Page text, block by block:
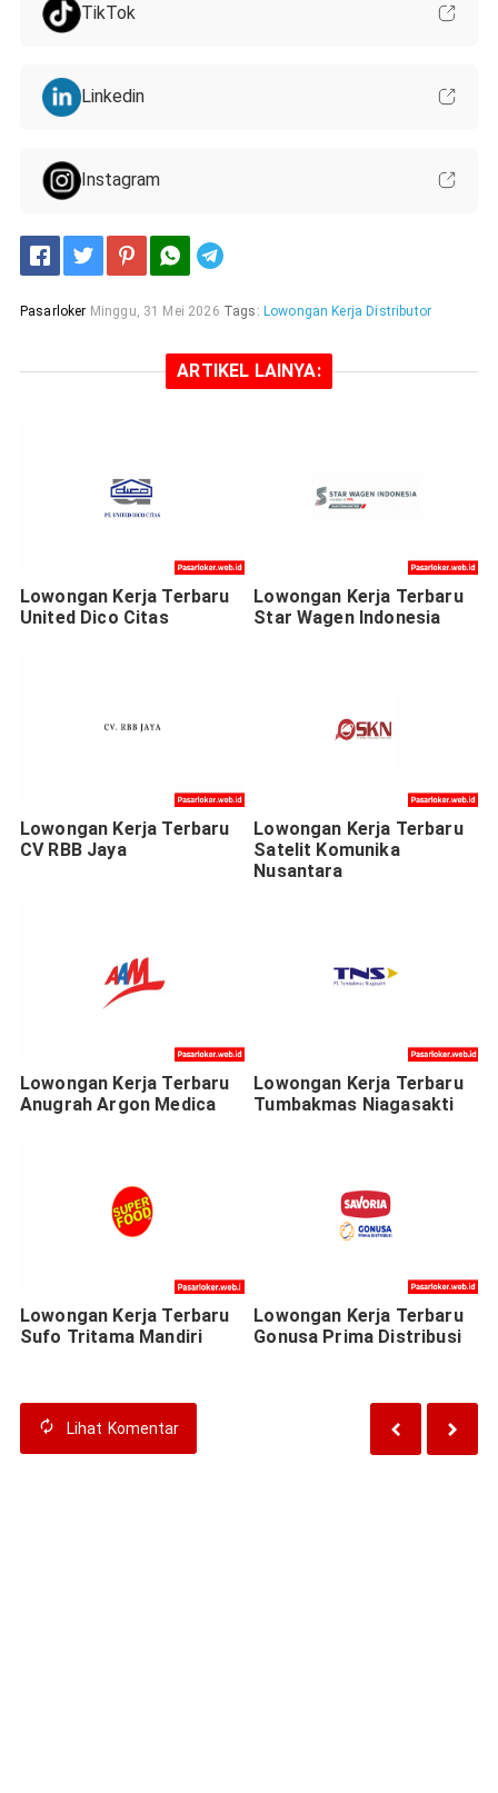
TikTok
Linkedin
Instagram
Pasarloker Minggu, 31 Mei 2026 Tags: Lowongan Kerja Distributor
ARTIKEL LAINYA:
Lowongan Kerja Terbaru
United Dico Citas
Lowongan Kerja Terbaru
Star Wagen Indonesia
Lowongan Kerja Terbaru
CV RBB Jaya
Lowongan Kerja Terbaru
Satelit Komunika
Nusantara
Lowongan Kerja Terbaru
Anugrah Argon Medica
Lowongan Kerja Terbaru
Tumbakmas Niagasakti
Lowongan Kerja Terbaru
Sufo Tritama Mandiri
Lowongan Kerja Terbaru
Gonusa Prima Distribusi
Lihat Komentar